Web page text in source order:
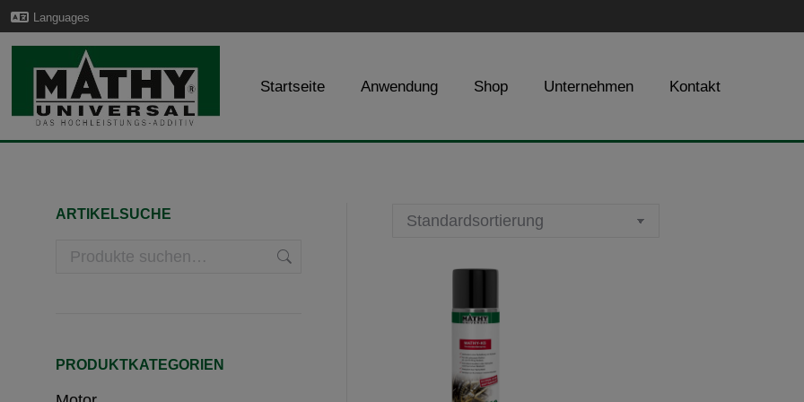
Languages
Startseite Anwendung Shop Unternehmen Kontakt
ARTIKELSUCHE
PRODUKTKATEGORIEN